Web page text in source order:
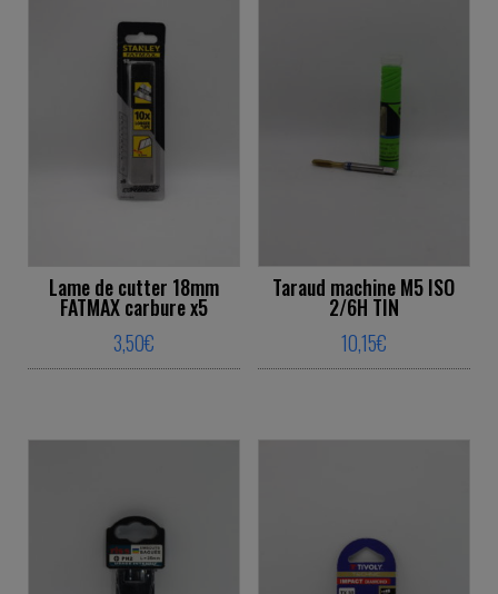
Lame de cutter 18mm
FATMAX carbure x5
3,50€
Taraud machine M5 ISO
2/6H TIN
10,15€